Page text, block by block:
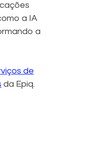
a IA
a
de
da Epiq.